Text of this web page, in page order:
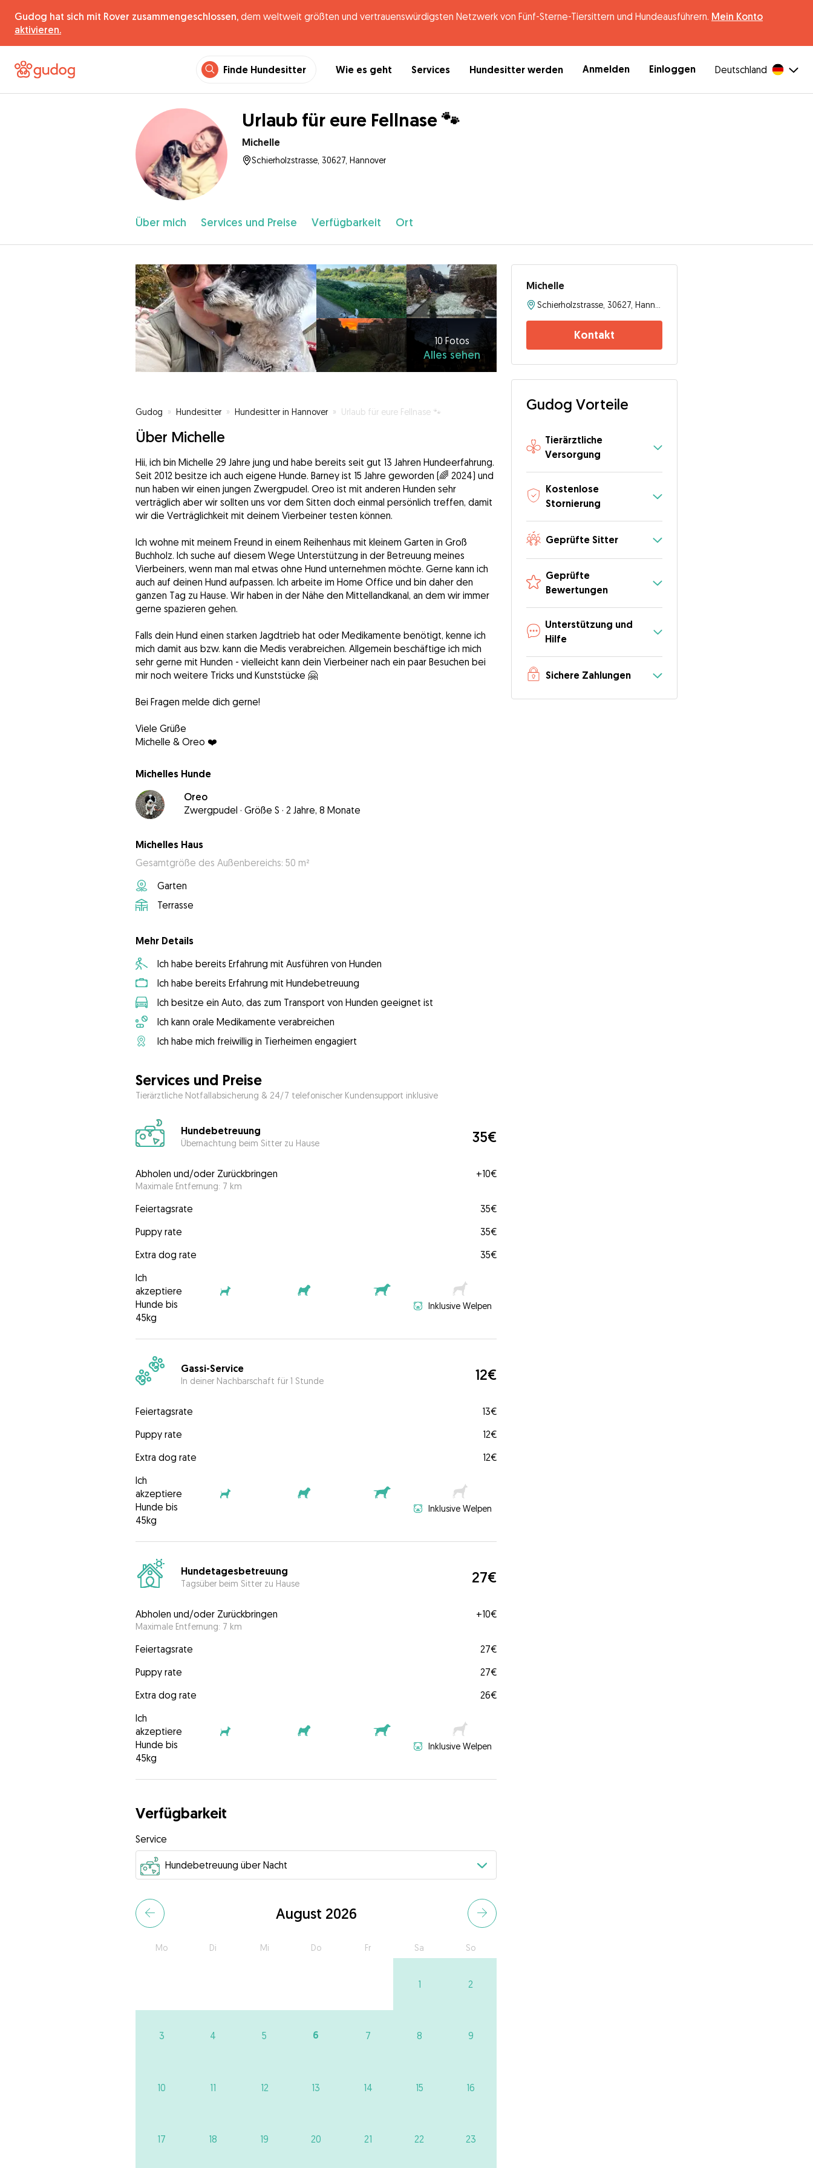
Gudog hat sich mit Rover zusammengeschlossen, dem weltweit größten und vertrauenswürdigsten Netzwerk von Fünf-Sterne-Tiersittern und Hundeausführern. Mein Konto
aktivieren.
Finde Hundesitter Wie es geht Services Hundesitter werden Anmelden Einloggen Deutschland
Urlaub für eure Fellnase 🐾
Michelle
Schierholzstrasse, 30627, Hannover
Über mich Services und Preise Verfügbarkeit Ort
10 Fotos
Alles sehen
Gudog » Hundesitter » Hundesitter in Hannover » Urlaub für eure Fellnase 🐾
Über Michelle
Hii, ich bin Michelle 29 Jahre jung und habe bereits seit gut 13 Jahren Hundeerfahrung.
Seit 2012 besitze ich auch eigene Hunde. Barney ist 15 Jahre geworden (🌈 2024) und
nun haben wir einen jungen Zwergpudel. Oreo ist mit anderen Hunden sehr
verträglich aber wir sollten uns vor dem Sitten doch einmal persönlich treffen, damit
wir die Verträglichkeit mit deinem Vierbeiner testen können.
Ich wohne mit meinem Freund in einem Reihenhaus mit kleinem Garten in Groß
Buchholz. Ich suche auf diesem Wege Unterstützung in der Betreuung meines
Vierbeiners, wenn man mal etwas ohne Hund unternehmen möchte. Gerne kann ich
auch auf deinen Hund aufpassen. Ich arbeite im Home Office und bin daher den
ganzen Tag zu Hause. Wir haben in der Nähe den Mittellandkanal, an dem wir immer
gerne spazieren gehen.
Falls dein Hund einen starken Jagdtrieb hat oder Medikamente benötigt, kenne ich
mich damit aus bzw. kann die Medis verabreichen. Allgemein beschäftige ich mich
sehr gerne mit Hunden - vielleicht kann dein Vierbeiner nach ein paar Besuchen bei
mir noch weitere Tricks und Kunststücke 🤗
Bei Fragen melde dich gerne!
Viele Grüße
Michelle & Oreo ❤️
Michelles Hunde
Oreo
Zwergpudel · Größe S · 2 Jahre, 8 Monate
Michelles Haus
Gesamtgröße des Außenbereichs: 50 m²
Garten
Terrasse
Mehr Details
Ich habe bereits Erfahrung mit Ausführen von Hunden
Ich habe bereits Erfahrung mit Hundebetreuung
Ich besitze ein Auto, das zum Transport von Hunden geeignet ist
Ich kann orale Medikamente verabreichen
Ich habe mich freiwillig in Tierheimen engagiert
Services und Preise
Tierärztliche Notfallabsicherung & 24/7 telefonischer Kundensupport inklusive
Hundebetreuung
Übernachtung beim Sitter zu Hause 35€
Abholen und/oder Zurückbringen
Maximale Entfernung: 7 km
+10€
Feiertagsrate
35€
Puppy rate
35€
Extra dog rate
35€
Ich
akzeptiere
Hunde bis
45kg
Inklusive Welpen
Gassi-Service
In deiner Nachbarschaft für 1 Stunde 12€
Feiertagsrate
13€
Puppy rate
12€
Extra dog rate
12€
Ich
akzeptiere
Hunde bis
45kg
Inklusive Welpen
Hundetagesbetreuung
Tagsüber beim Sitter zu Hause 27€
Abholen und/oder Zurückbringen
Maximale Entfernung: 7 km
+10€
Feiertagsrate
27€
Puppy rate
27€
Extra dog rate
26€
Ich
akzeptiere
Hunde bis
45kg
Inklusive Welpen
Verfügbarkeit
Service
August 2026
Mo Di Mi Do Fr Sa So
1 2
3 4 5 6 7 8 9
10 11 12 13 14 15 16
17 18 19 20 21 22 23
Michelle
Kontakt
Gudog Vorteile
Tierärztliche
Versorgung
Kostenlose
Stornierung
Geprüfte Sitter
Geprüfte
Bewertungen
Unterstützung und
Hilfe
Sichere Zahlungen